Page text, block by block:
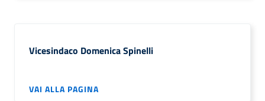
Vicesindaco Domenica Spinelli
VAI ALLA PAGINA